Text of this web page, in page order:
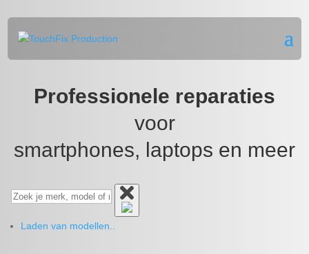
Professionele reparaties
voor
smartphones, laptops en meer
Laden van modellen..